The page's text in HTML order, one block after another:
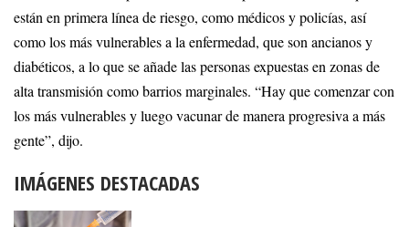
están en primera línea de riesgo, como médicos y policías, así
como los más vulnerables a la enfermedad, que son ancianos y
diabéticos, a lo que se añade las personas expuestas en zonas de
alta transmisión como barrios marginales. “Hay que comenzar con
los más vulnerables y luego vacunar de manera progresiva a más
gente”, dijo.
IMÁGENES DESTACADAS